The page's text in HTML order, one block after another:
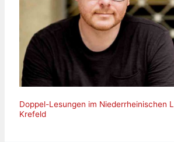
Doppel-Lesungen im Niederrheinischen
Krefeld